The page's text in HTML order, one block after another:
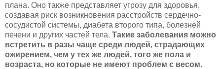
плана. Оно также представляет угрозу для здоровья,
создавая риск возникновения расстройств сердечно-
сосудистой системы, диабета второго типа, болезней
печени и других частей тела. Такие заболевания можно
встретить в разы чаще среди людей, страдающих
ожирением, чем у тех же людей, того же пола и
возраста, но которые не имеют проблем с весом.